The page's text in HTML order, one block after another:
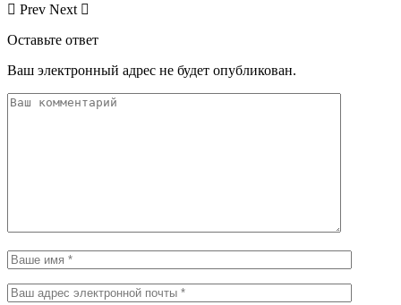
Prev Next
Оставьте ответ
Ваш электронный адрес не будет опубликован.